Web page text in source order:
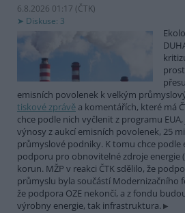
6.8.2026 01:17 (ČTK)
Diskuse: 3
emisních povolenek k velkým
tiskové zprávě a komentářích, které má
chce podle nich vyčlenit z programu
výnosy z aukcí emisních povolenek, 25
průmyslové podniky. K tomu chce podle
podporu pro obnovitelné zdroje energie
korun. MŽP v reakci ČTK sdělilo, že
průmyslu byla součástí Modernizačního
že podpora OZE nekončí, a z fondu
výrobny energie, tak infrastruktura.